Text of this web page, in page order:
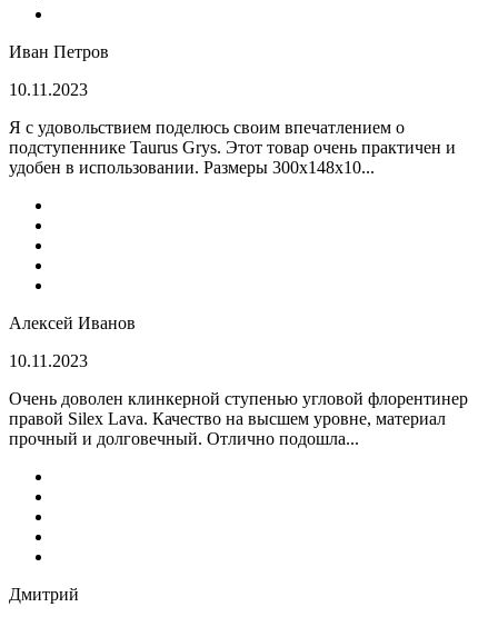
Иван Петров
10.11.2023
Я с удовольствием поделюсь своим впечатлением о
подступеннике Taurus Grys. Этот товар очень практичен и
удобен в использовании. Размеры 300х148х10...
Алексей Иванов
10.11.2023
Очень доволен клинкерной ступенью угловой флорентинер
правой Silex Lava. Качество на высшем уровне, материал
прочный и долговечный. Отлично подошла...
Дмитрий